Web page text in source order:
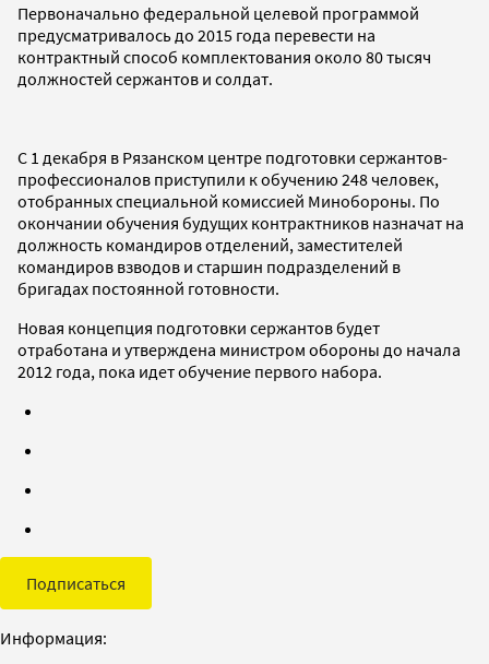
Первоначально федеральной целевой программой
предусматривалось до 2015 года перевести на
контрактный способ комплектования около 80 тысяч
должностей сержантов и солдат.
С 1 декабря в Рязанском центре подготовки сержантов-
профессионалов приступили к обучению 248 человек,
отобранных специальной комиссией Минобороны. По
окончании обучения будущих контрактников назначат на
должность командиров отделений, заместителей
командиров взводов и старшин подразделений в
бригадах постоянной готовности.
Новая концепция подготовки сержантов будет
отработана и утверждена министром обороны до начала
2012 года, пока идет обучение первого набора.
Подписаться
Информация: